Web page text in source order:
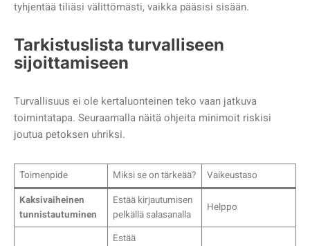
tyhjentää tiliäsi välittömästi, vaikka pääsisi sisään.
Tarkistuslista turvalliseen
sijoittamiseen
Turvallisuus ei ole kertaluonteinen teko vaan jatkuva
toimintatapa. Seuraamalla näitä ohjeita minimoit riskisi
joutua petoksen uhriksi.
Toimenpide Miksi se on tärkeää?
Vaikeustaso
Kaksivaiheinen
tunnistautuminen
Estää kirjautumisen
pelkällä salasanalla
Helppo
Estää